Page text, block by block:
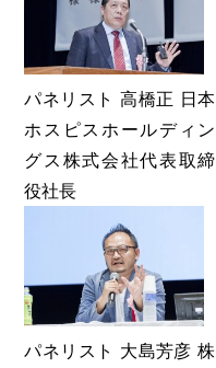
パネリスト 高橋正 日本
ホスピスホールディン
グス株式会社代表取締
役社長
パネリスト 大島芳彦 株